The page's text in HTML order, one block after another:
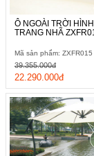
Ô NGOÀI TRỜI
TRANG NHÃ
Mã sản phẩm: ZXFR015
22.290.000đ
39.355.000đ